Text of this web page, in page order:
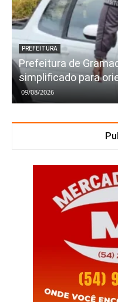
PREFEITURA
Prefeitura de
simplificado para
09/08/2026